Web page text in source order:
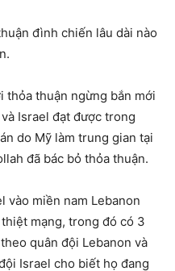
đình chiến lâu dài nào
thỏa thuận ngừng bắn mới
Israel đạt được trong
do Mỹ làm trung gian tại
đã bác bỏ thỏa thuận.
vào miền nam Lebanon
mạng, trong đó có 3
quân đội Lebanon và
Israel cho biết họ đang